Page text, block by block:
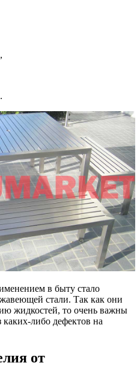
в быту стало
стали. Так как они
жидкостей, то очень важны
каких-либо дефектов на
от